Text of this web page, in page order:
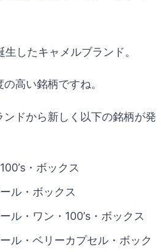
したキャメルブランド。
高い銘柄ですね。
ンドから新しく以下の銘柄が発
・ボックス
ル・ボックス
ル・ワン・100’s・ボックス
ル・ベリーカプセル・ボック